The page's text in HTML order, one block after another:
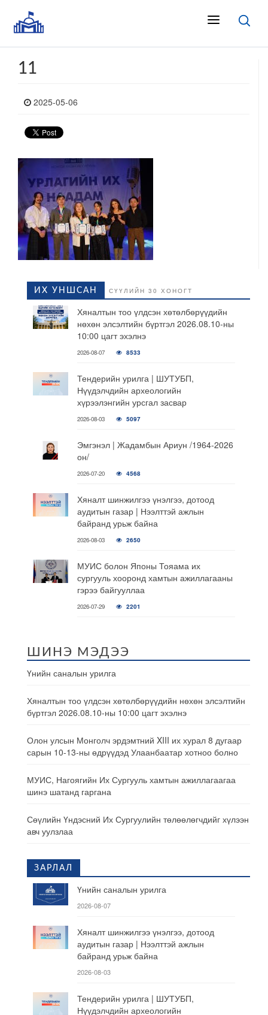
11
2025-05-06
ИХ УНШСАН СҮҮЛИЙН 30 ХОНОГТ
Хяналтын тоо үлдсэн хөтөлбөрүүдийн
нөхөн элсэлтийн бүртгэл 2026.08.10-ны
10:00 цагт эхэлнэ
2026-08-07 8533
Тендерийн урилга | ШУТУБП,
Нүүдэлчдийн археологийн
хүрээлэнгийн урсгал засвар
2026-08-03 5097
Эмгэнэл | Жадамбын Ариун /1964-2026
он/
2026-07-20 4568
Хяналт шинжилгээ үнэлгээ, дотоод
аудитын газар | Нээлттэй ажлын
байранд урьж байна
2026-08-03 2650
МУИС болон Японы Тояама их
сургууль хооронд хамтын ажиллагааны
гэрээ байгууллаа
2026-07-29 2201
ШИНЭ МЭДЭЭ
Үнийн саналын урилга
Хяналтын тоо үлдсэн хөтөлбөрүүдийн нөхөн элсэлтийн
бүртгэл 2026.08.10-ны 10:00 цагт эхэлнэ
Олон улсын Монголч эрдэмтний XIII их хурал 8 дугаар
сарын 10-13-ны өдрүүдэд Улаанбаатар хотноо болно
МУИС, Нагоягийн Их Сургууль хамтын ажиллагаагаа
шинэ шатанд гаргана
Сөүлийн Үндэсний Их Сургуулийн төлөөлөгчдийг хүлээн
авч уулзлаа
ЗАРЛАЛ
Үнийн саналын урилга
2026-08-07
Хяналт шинжилгээ үнэлгээ, дотоод
аудитын газар | Нээлттэй ажлын
байранд урьж байна
2026-08-03
Тендерийн урилга | ШУТУБП,
Нүүдэлчдийн археологийн